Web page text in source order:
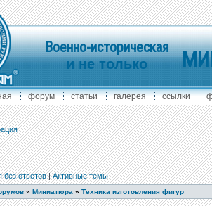
Военно-историческая
и не только
форум статьи галерея ссылки
ответов|Активные темы
» Миниатюра » Техника изготовления фигур